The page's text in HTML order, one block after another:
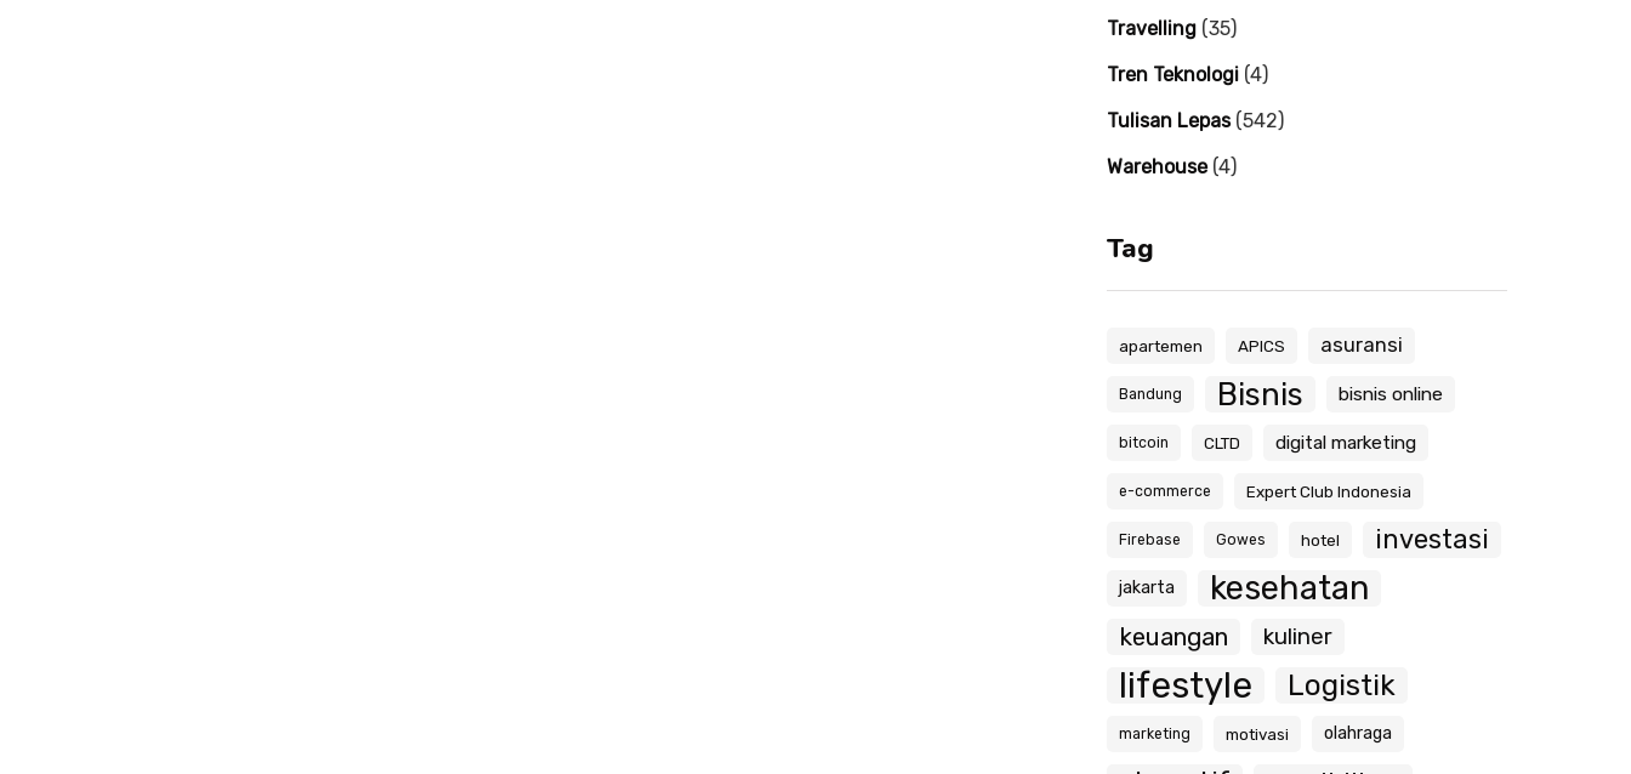
Travelling (35)
Tren Teknologi (4)
Tulisan Lepas(542)
Warehouse(4)
Tag
apartemen APICS asuransi
Bandung Bisnis bisnis online
bitcoin CLTD digital marketing
e-commerce Expert Club Indonesia
Firebase Gowes hotel investasi
jakarta kesehatan
keuangan kuliner
lifestyle Logistik
marketing motivasi olahraga